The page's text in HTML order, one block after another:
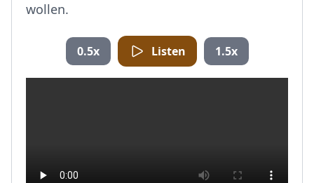
wollen.
0.5x Listen 1.5x